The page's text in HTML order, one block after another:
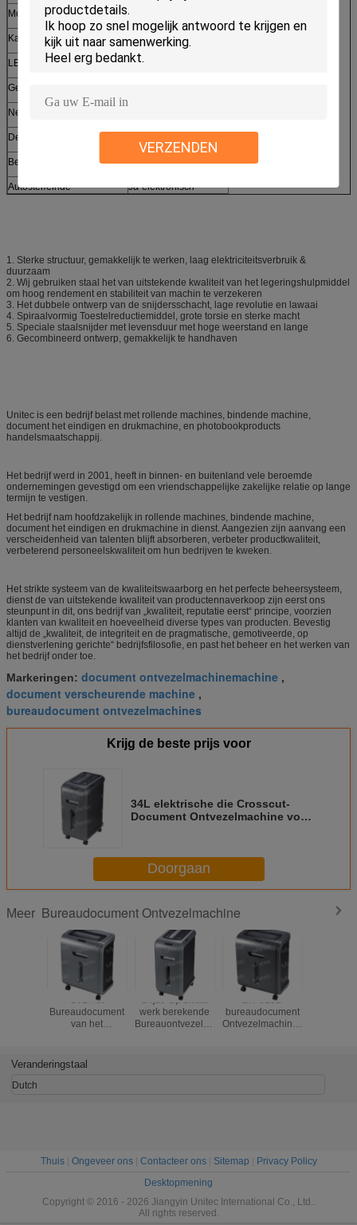
VERZENDEN
Motoromgekeerde JA
Kan verscheuren CDs/DVDs, creditcards
LEIDEN Licht ja
Geluidsniveau bij capaciteit
Netto Gewicht
Demension (LxWxH)
Bevers ja
Autoster/einde Ja-elektronisch
1. Sterke structuur, gemakkelijk te werken, laag elektriciteitsverbruik &
duurzaam
2. Wij gebruiken staal het van uitstekende kwaliteit van het legeringshulpmiddel
om hoog rendement en stabiliteit van machin te verzekeren
3. Het dubbele ontwerp van de snijdersschacht, lage revolutie en lawaai
4. Spiraalvormig Toestelreductiemiddel, grote torsie en sterke macht
5. Speciale staalsnijder met levensduur met hoge weerstand en lange
6. Gecombineerd ontwerp, gemakkelijk te handhaven
Unitec is een bedrijf belast met rollende machines, bindende machine,
document het eindigen en drukmachine, en photobookproducts
handelsmaatschappij.
Het bedrijf werd in 2001, heeft in binnen- en buitenland vele beroemde
ondernemingen gevestigd om een vriendschappelijke zakelijke relatie op lange
termijn te vestigen.
Het bedrijf nam hoofdzakelijk in rollende machines, bindende machine,
document het eindigen en drukmachine in dienst. Aangezien zijn aanvang een
verscheidenheid van talenten blijft absorberen, verbeter productkwaliteit,
verbeterend personeelskwaliteit om hun bedrijven te kweken.
Het strikte systeem van de kwaliteitswaarborg en het perfecte beheersysteem,
dienst de van uitstekende kwaliteit van productennaverkoop zijn eerst ons
steunpunt in dit, ons bedrijf van „kwaliteit, reputatie eerst“ principe, voorzien
klanten van kwaliteit en hoeveelheid diverse types van producten. Bevestig
altijd de „kwaliteit, de integriteit en de pragmatische, gemotiveerde, op
dienstverlening gerichte“ bedrijfsfilosofie, en past het beheer en het werken van
het bedrijf onder toe.
Markeringen: document ontvezelmachinemachine ,
document verscheurende machine ,
bureaudocument ontvezelmachines
Krijg de beste prijs voor
34L elektrische die Crosscut-
Document Ontvezelmachine voor
Doorgaan
Meer Bureaudocument Ontvezelmachine
26L het
Bureaudocument
van het
Ontvezelmachine
230mm
Grijze Op zwaar
werk berekende
Bureauontvezelmachine,
BR-815B
bureaudocument
Ontvezelmachine58db
Veranderingstaal
Dutch
Thuis| Ongeveer ons| Contacteer ons| Sitemap
Privacy Policy
Desktopmening
Copyright © 2016 - 2026 Jiangyin Unitec International Co., Ltd..
All rights reserved.